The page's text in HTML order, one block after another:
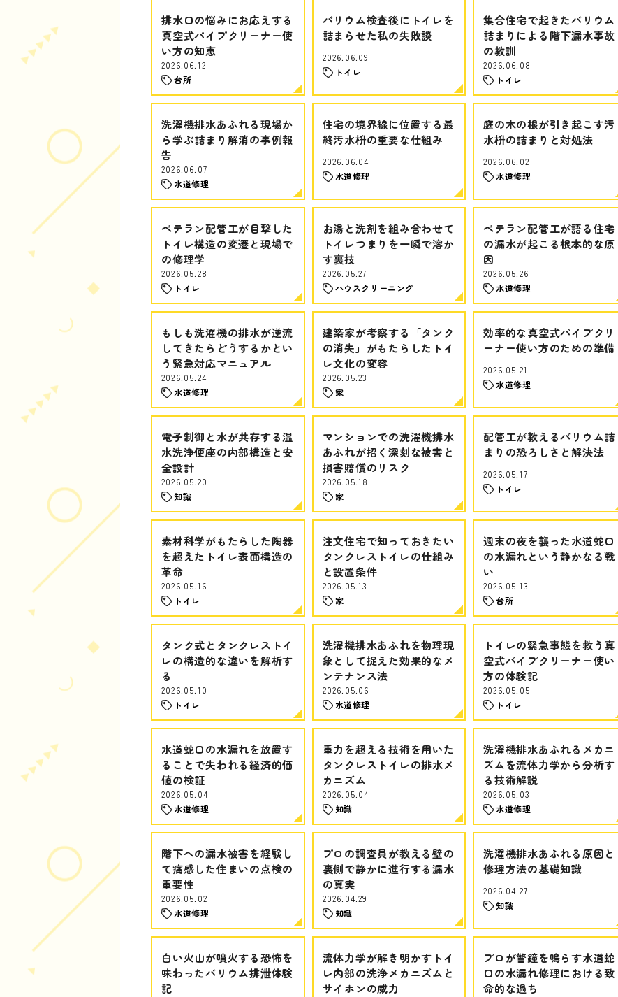
排水口の悩みにお応えする
真空式パイプクリーナー使
い方の知恵
2026.06.12
台所
バリウム検査後にトイレを
詰まらせた私の失敗談
2026.06.09
トイレ
集合住宅で起きたバリウム
詰まりによる階下漏水事故
の教訓
2026.06.08
トイレ
洗濯機排水あふれる現場か
ら学ぶ詰まり解消の事例報
告
2026.06.07
水道修理
住宅の境界線に位置する最
終汚水枡の重要な仕組み
2026.06.04
水道修理
庭の木の根が引き起こす汚
水枡の詰まりと対処法
2026.06.02
水道修理
ベテラン配管工が目撃した
トイレ構造の変遷と現場で
の修理学
2026.05.28
トイレ
お湯と洗剤を組み合わせて
トイレつまりを一瞬で溶か
す裏技
2026.05.27
ハウスクリーニング
ベテラン配管工が語る住宅
の漏水が起こる根本的な原
因
2026.05.26
水道修理
もしも洗濯機の排水が逆流
してきたらどうするかとい
う緊急対応マニュアル
2026.05.24
水道修理
建築家が考察する「タンク
の消失」がもたらしたトイ
レ文化の変容
2026.05.23
家
効率的な真空式パイプクリ
ーナー使い方のための準備
2026.05.21
水道修理
電子制御と水が共存する温
水洗浄便座の内部構造と安
全設計
2026.05.20
知識
マンションでの洗濯機排水
あふれが招く深刻な被害と
損害賠償のリスク
2026.05.18
家
配管工が教えるバリウム詰
まりの恐ろしさと解決法
2026.05.17
トイレ
素材科学がもたらした陶器
を超えたトイレ表面構造の
革命
2026.05.16
トイレ
注文住宅で知っておきたい
タンクレストイレの仕組み
と設置条件
2026.05.13
家
週末の夜を襲った水道蛇口
の水漏れという静かなる戦
い
2026.05.13
台所
タンク式とタンクレストイ
レの構造的な違いを解析す
る
2026.05.10
トイレ
洗濯機排水あふれを物理現
象として捉えた効果的なメ
ンテナンス法
2026.05.06
水道修理
トイレの緊急事態を救う真
空式パイプクリーナー使い
方の体験記
2026.05.05
トイレ
水道蛇口の水漏れを放置す
ることで失われる経済的価
値の検証
2026.05.04
水道修理
重力を超える技術を用いた
タンクレストイレの排水メ
カニズム
2026.05.04
知識
洗濯機排水あふれるメカニ
ズムを流体力学から分析す
る技術解説
2026.05.03
水道修理
階下への漏水被害を経験し
て痛感した住まいの点検の
重要性
2026.05.02
水道修理
プロの調査員が教える壁の
裏側で静かに進行する漏水
の真実
2026.04.29
知識
洗濯機排水あふれる原因と
修理方法の基礎知識
2026.04.27
知識
白い火山が噴火する恐怖を
味わったバリウム排泄体験
記
流体力学が解き明かすトイ
レ内部の洗浄メカニズムと
サイホンの威力
プロが警鐘を鳴らす水道蛇
口の水漏れ修理における致
命的な過ち